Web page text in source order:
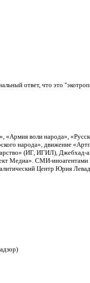
ответ, что это
воли народа»,
народа», движение
(ИГ, ИГИЛ),
Медиа». СМИ-
Центр Юрия